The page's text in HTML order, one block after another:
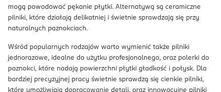
mogą powodować pękanie płytki. Alternatywą są ceramiczne
pilniki, które działają delikatniej i świetnie sprawdzają się przy
naturalnych paznokciach.
Wśród popularnych rodzajów warto wymienić także pilniki
jednorazowe, idealne do użytku profesjonalnego, oraz polerki do
paznokci, które nadają powierzchni płytki gładkość i połysk. Dla
bardziej precyzyjnej pracy świetnie sprawdzą się cienkie pilniki,
które umożliwiają dopracowanie detali, oraz innowacyjne pilniki